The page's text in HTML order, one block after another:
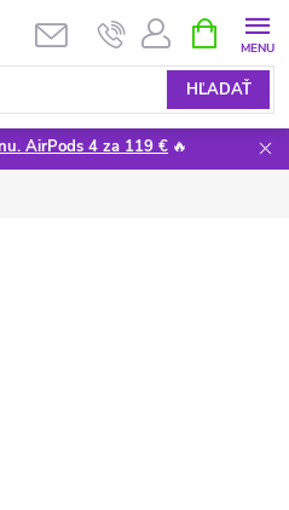
HĽADAŤ
KOŠÍK
AirPods 4 za 119 € 🔥